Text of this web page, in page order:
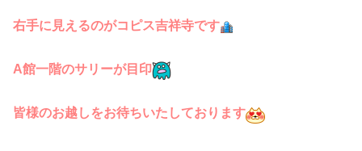
右手に見えるのがコピス吉祥寺です
A館一階のサリーが目印
皆様のお越しをお待ちいたしております